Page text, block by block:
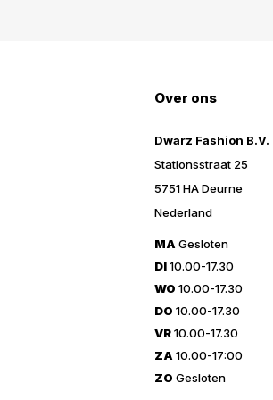
Over ons
Dwarz Fashion B.V.
Stationsstraat 25
5751 HA Deurne
Nederland
MA Gesloten
DI10.00-17.30
WO 10.00-17.30
DO 10.00-17.30
VR10.00-17.30
ZA 10.00-17:00
ZO Gesloten